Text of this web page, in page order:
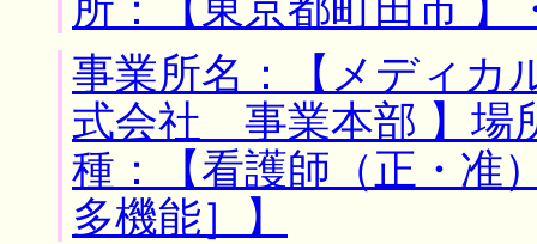
事業所名：【メディ
式会社 事業本部 】場
種：【看護師（正・准
多機能］】